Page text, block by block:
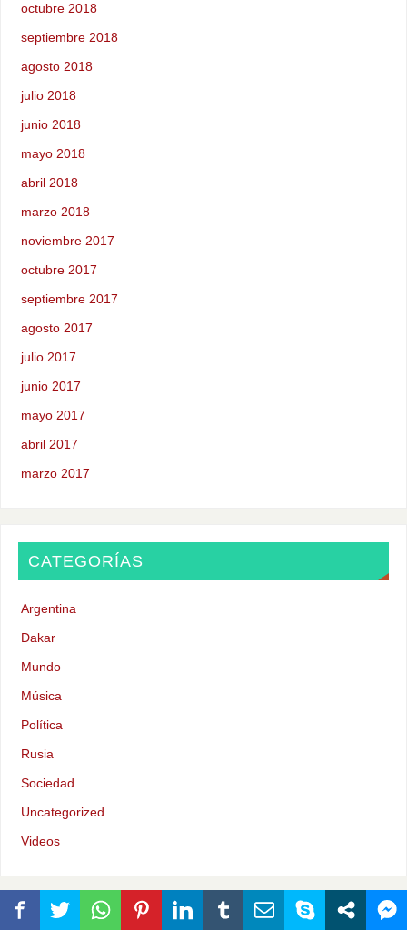
octubre 2018
septiembre 2018
agosto 2018
julio 2018
junio 2018
mayo 2018
abril 2018
marzo 2018
noviembre 2017
octubre 2017
septiembre 2017
agosto 2017
julio 2017
junio 2017
mayo 2017
abril 2017
marzo 2017
CATEGORÍAS
Argentina
Dakar
Mundo
Música
Política
Rusia
Sociedad
Uncategorized
Videos